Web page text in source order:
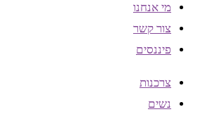
מי אנחנו
צור קשר
פיננסים
צרכנות
נשים